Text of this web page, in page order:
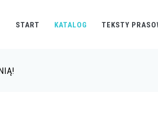
START KATALOG TEKSTY